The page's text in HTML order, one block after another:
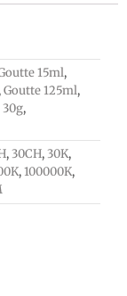
15ml,
,Goutte 125ml,
,
,30CH,30K,
,100000K,